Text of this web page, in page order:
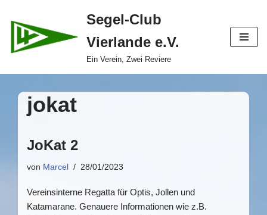
Zum
Inhalt
Segel-Club
Vierlande e.V.
Ein Verein, Zwei Reviere
jokat
JoKat 2
von Marcel 28/01/2023
Vereinsinterne Regatta für Optis, Jollen und
Katamarane. Genauere Informationen wie z.B.